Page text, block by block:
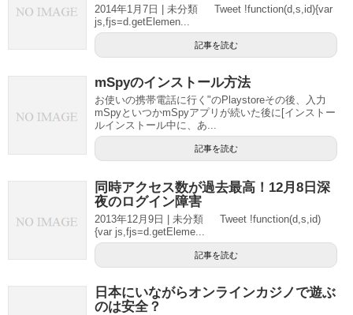
2014年1月7日 | 未分類 Tweet !function(d,s,id){var
js,fjs=d.getElemen...
記事を読む
mSpyのインストール方法
お使いの携帯電話に行く"のPlaystoreその後、入力
mSpyといつかmSpyアプリが続いた後に[インストー
ルインストール中に、あ...
記事を読む
同時アクセス数が過去最高！12月8日深
夜のログイン障害
2013年12月9日 | 未分類 Tweet !function(d,s,id)
{var js,fjs=d.getEleme...
記事を読む
日本にいながらオンラインカジノで遊ぶ
のは安全？